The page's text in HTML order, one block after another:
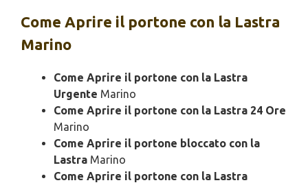
Come Aprire il portone con la Lastra
Marino
Come Aprire il portone con la Lastra
Urgente Marino
Come Aprire il portone con la Lastra 24 Ore
Marino
Come Aprire il portone bloccato con la
Lastra Marino
Come Aprire il portone con la Lastra